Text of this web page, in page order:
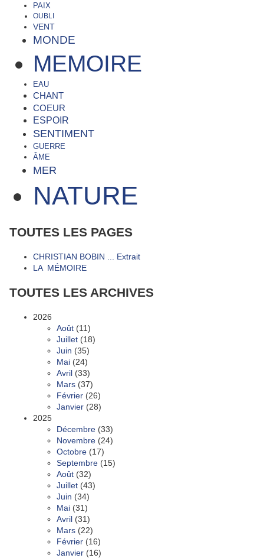
PAIX
OUBLI
VENT
MONDE
MEMOIRE
EAU
CHANT
COEUR
ESPOIR
SENTIMENT
GUERRE
ÂME
MER
NATURE
TOUTES LES PAGES
CHRISTIAN BOBIN ... Extrait
LA MÉMOIRE
TOUTES LES ARCHIVES
2026
Août (11)
Juillet (18)
Juin (35)
Mai (24)
Avril (33)
Mars (37)
Février (26)
Janvier (28)
2025
Décembre (33)
Novembre (24)
Octobre (17)
Septembre (15)
Août (32)
Juillet (43)
Juin (34)
Mai (31)
Avril (31)
Mars (22)
Février (16)
Janvier (16)